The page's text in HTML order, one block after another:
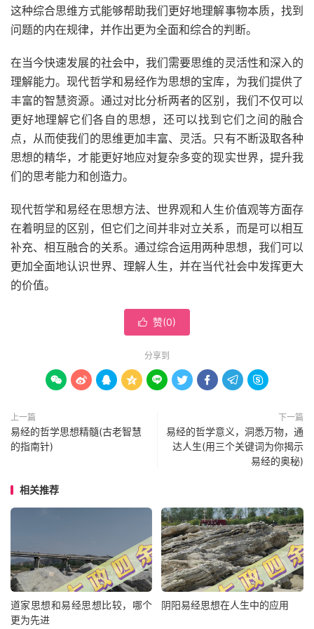
这种综合思维方式能够帮助我们更好地理解事物本质，找到
问题的内在规律，并作出更为全面和综合的判断。
在当今快速发展的社会中，我们需要思维的灵活性和深入的
理解能力。现代哲学和易经作为思想的宝库，为我们提供了
丰富的智慧资源。通过对比分析两者的区别，我们不仅可以
更好地理解它们各自的思想，还可以找到它们之间的融合
点，从而使我们的思维更加丰富、灵活。只有不断汲取各种
思想的精华，才能更好地应对复杂多变的现实世界，提升我
们的思考能力和创造力。
现代哲学和易经在思想方法、世界观和人生价值观等方面存
在着明显的区别，但它们之间并非对立关系，而是可以相互
补充、相互融合的关系。通过综合运用两种思想，我们可以
更加全面地认识世界、理解人生，并在当代社会中发挥更大
的价值。
 赞(0)
分享到
        
上一篇
易经的哲学思想精髓(古老智慧
的指南针)
下一篇
易经的哲学意义，洞悉万物，通
达人生(用三个关键词为你揭示
易经的奥秘)
相关推荐
道家思想和易经思想比较，哪个
更为先进
阴阳易经思想在人生中的应用